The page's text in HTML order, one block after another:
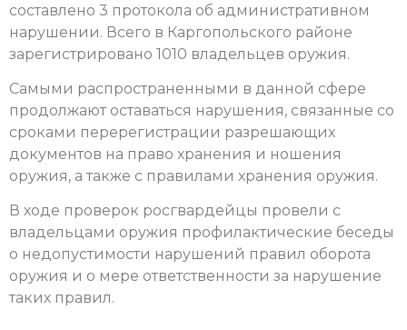
составлено 3 протокола об административном
нарушении. Всего в Каргопольского районе
зарегистрировано 1010 владельцев оружия.
Самыми распространенными в данной сфере
продолжают оставаться нарушения, связанные со
сроками перерегистрации разрешающих
документов на право хранения и ношения
оружия, а также с правилами хранения оружия.
В ходе проверок росгвардейцы провели с
владельцами оружия профилактические беседы
о недопустимости нарушений правил оборота
оружия и о мере ответственности за нарушение
таких правил.